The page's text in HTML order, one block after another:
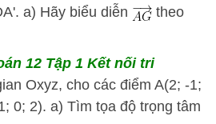
a) Hãy biểu diễn
theo
12 Tập 1 Kết nối tri
Oxyz, cho các điểm A(2; -1;
0; 2). a) Tìm tọa độ trọng tâm